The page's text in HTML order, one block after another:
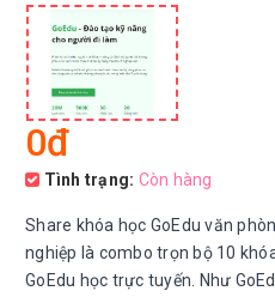
0đ
Tình trạng: Còn hàng
Share khóa học GoEdu văn
nghiệp là combo trọn bộ 10
GoEdu học trực tuyến. Như